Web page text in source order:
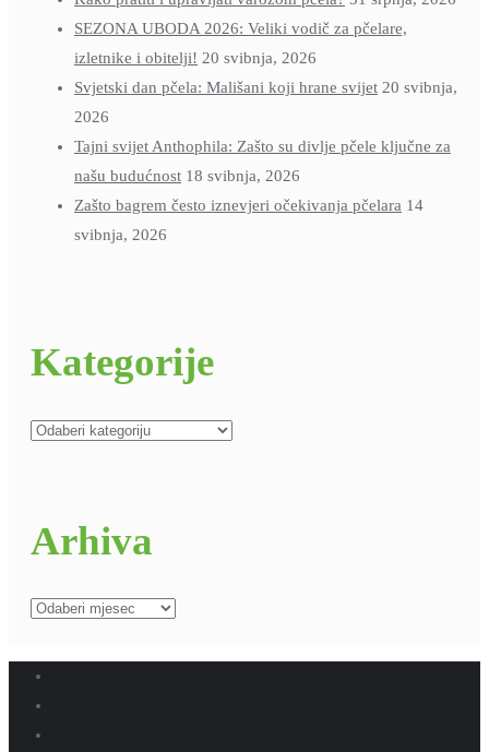
SEZONA UBODA 2026: Veliki vodič za pčelare,
izletnike i obitelji! 20 svibnja, 2026
Svjetski dan pčela: Mališani koji hrane svijet 20 svibnja,
2026
Tajni svijet Anthophila: Zašto su divlje pčele ključne za
našu budućnost 18 svibnja, 2026
Zašto bagrem često iznevjeri očekivanja pčelara 14
svibnja, 2026
Kategorije
Kategorije
Arhiva
Arhiva